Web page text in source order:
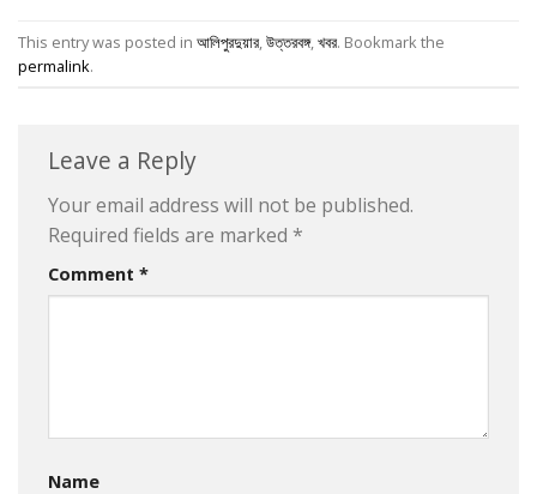
This entry was posted in আলিপুরদুয়ার,উত্তরবঙ্গ,খবর. Bookmark the
permalink.
Leave a Reply
Your email address will not be published.
Required fields are marked *
Comment *
Name